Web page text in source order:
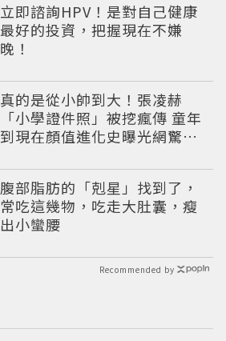
立即諮詢HPV！是對自己健康
最好的投資，把握現在不嫌
晚！
真的是從小帥到大！張凌赫
「小學證件照」被挖瘋傳 童年
到現在顏值進化史曝光網驚：
腹部脂肪的「剋星」找到了，
常吃這幾物，吃走大肚囊，瘦
出小蠻腰
Recommended by